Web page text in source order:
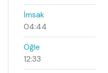
İmsak
04:44
Öğle
12:33